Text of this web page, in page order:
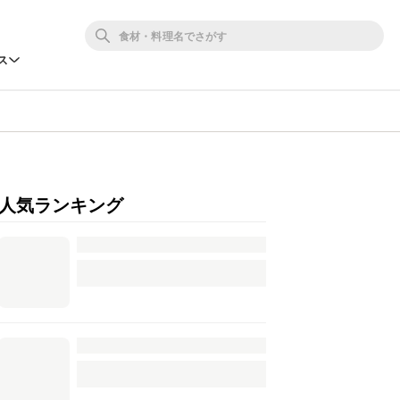
人気ランキング